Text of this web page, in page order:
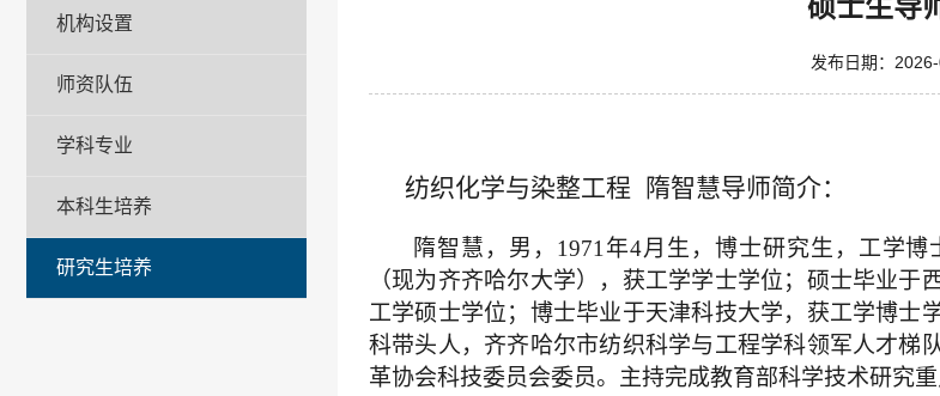
机构设置
师资队伍
学科专业
本科生培养
研究生培养
硕士生导
发布日期：
纺织化学与染整工程 隋智慧导师简介：
隋智慧，男， 1971年4月生，博士研究生，工学博
（现为齐齐哈尔大学），获工学学士学位；硕士毕业
工学硕士学位；博士毕业于天津科技大学，获工学博士学
科带头人， 齐齐哈尔市纺织科学与工程学科领军人才梯
革协会科技委员会委员。主持完成教育部科学技术研究重